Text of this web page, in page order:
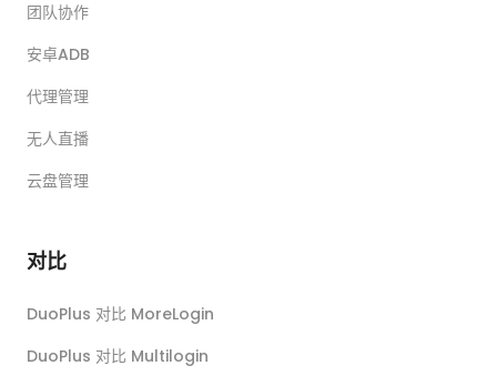
团队协作
安卓ADB
代理管理
无人直播
云盘管理
对比
DuoPlus 对比 MoreLogin
DuoPlus 对比 Multilogin